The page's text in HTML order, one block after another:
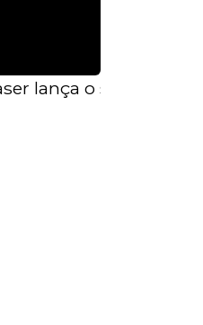
lança o single